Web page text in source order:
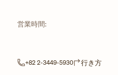
営業時間:
+82 2-3449-5930 行き方Link